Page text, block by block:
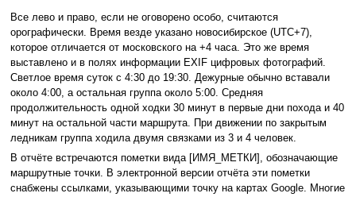
Все лево и право, если не оговорено особо, считаются
орографически. Время везде указано новосибирское (UTC+7),
которое отличается от московского на +4 часа. Это же время
выставлено и в полях информации EXIF цифровых фотографий.
Светлое время суток с 4:30 до 19:30. Дежурные обычно вставали
около 4:00, а остальная группа около 5:00. Средняя
продолжительность одной ходки 30 минут в первые дни похода и 40
минут на остальной части маршрута. При движении по закрытым
ледникам группа ходила двумя связками из 3 и 4 человек.
В отчёте встречаются пометки вида [ИМЯ_МЕТКИ], обозначающие
маршрутные точки. В электронной версии отчёта эти пометки
снабжены ссылками, указывающими точку на картах Google. Многие